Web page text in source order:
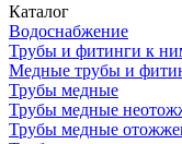
Каталог
Водоснабжение
Трубы и фитинги к
Медные трубы и
Трубы медные
Трубы медные
Трубы медные